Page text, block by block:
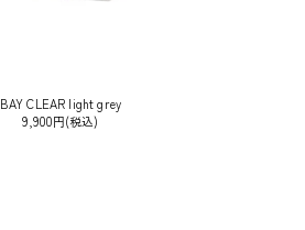
BAY CLEAR light grey
9,900円(税込)